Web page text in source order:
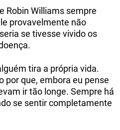
Robin Williams sempre
provavelmente não
se tivesse vivido os
tira a própria vida.
por que, embora eu pense
ir tão longe. Sempre há
se sentir completamente